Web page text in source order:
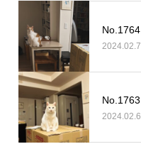
No.1764
2024.02.7
No.1763
2024.02.6